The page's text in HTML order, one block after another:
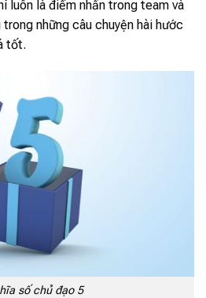
luôn là điểm nhấn trong team và
những câu chuyện hài hước
tốt.
số chủ đạo 5